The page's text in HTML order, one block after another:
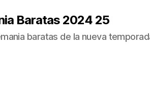
Baratas 2024 25
baratas de la nueva